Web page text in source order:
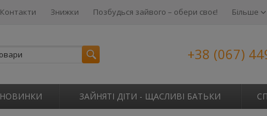
Контакти Знижки Позбудься зайвого – обери своє! Більше
+38 (067)
НОВИНКИ ЗАЙНЯТІ ДІТИ - ЩАСЛИВІ БАТЬКИ